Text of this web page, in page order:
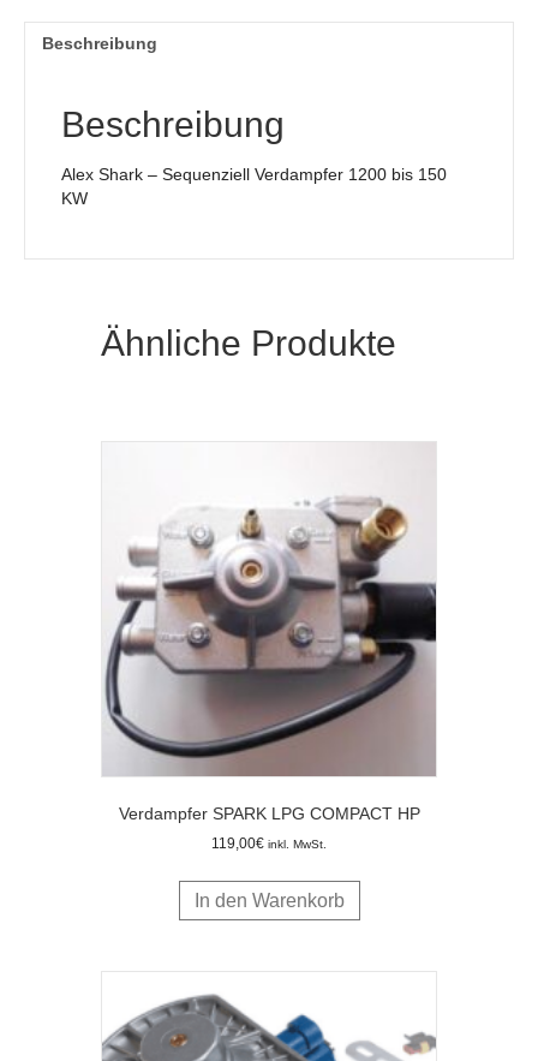
Beschreibung
Beschreibung
Alex Shark – Sequenziell Verdampfer 1200 bis 150
KW
Ähnliche Produkte
Verdampfer SPARK LPG COMPACT HP
119,00€ inkl. MwSt.
In den Warenkorb